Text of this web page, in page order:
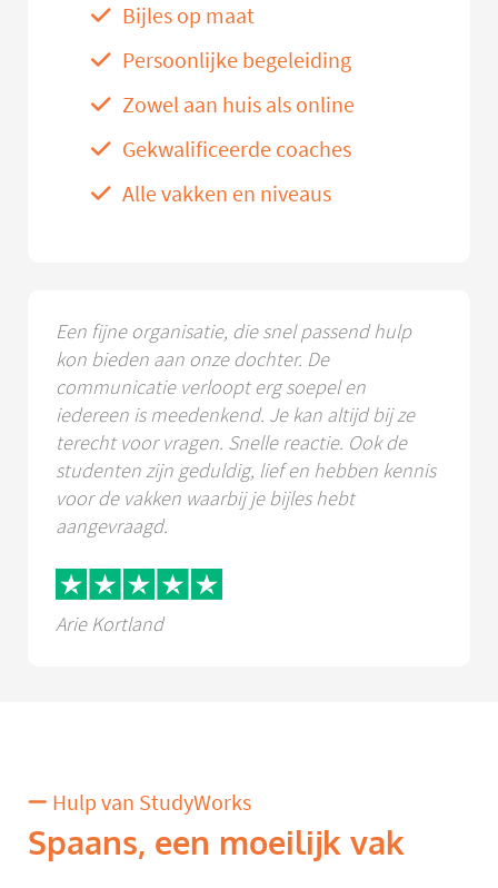
Bijles op maat
Persoonlijke begeleiding
Zowel aan huis als online
Gekwalificeerde coaches
Alle vakken en niveaus
Een fijne organisatie, die snel passend hulp
kon bieden aan onze dochter. De
communicatie verloopt erg soepel en
iedereen is meedenkend. Je kan altijd bij ze
terecht voor vragen. Snelle reactie. Ook de
studenten zijn geduldig, lief en hebben kennis
voor de vakken waarbij je bijles hebt
aangevraagd.
Arie Kortland
Hulp van StudyWorks
Spaans, een moeilijk vak